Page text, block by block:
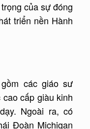
của sự đóng
triển nền Hành
các giáo sư
cấp giàu kinh
Ngoài ra, có
Đoàn Michigan